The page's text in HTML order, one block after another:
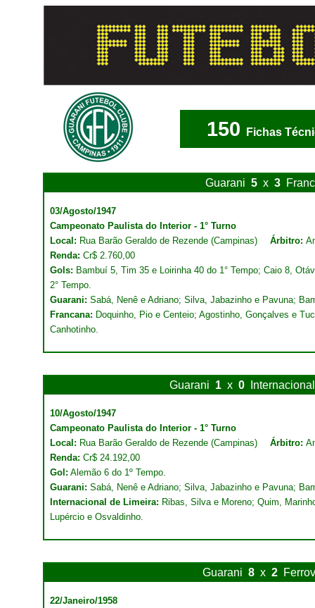
150 Fichas
Guarani 5 x 3
03/Agosto/1947
Campeonato Paulista do Interior - 1° Turno
Local: Rua Barão Geraldo de Rezende (Campinas) Árbitro:
Renda: Cr$ 2.760,00
Gols: Bambuí 5, Tim 35 e Loirinha 40 do 1° Tempo; Caio 8,
2° Tempo.
Guarani: Sabá, Nenê e Adriano; Silva, Jabazinho e Pavuna;
Francana: Doquinho, Pio e Centeio; Agostinho, Gonçalves e
Canhotinho.
Guarani 1 x 0
10/Agosto/1947
Campeonato Paulista do Interior - 1° Turno
Local: Rua Barão Geraldo de Rezende (Campinas) Árbitro:
Renda: Cr$ 24.192,00
Gol: Alemão 6 do 1º Tempo.
Guarani: Sabá, Nenê e Adriano; Silva, Jabazinho e Pavuna;
Internacional de Limeira: Ribas, Silva e Moreno; Quim,
Lupércio e Osvaldinho.
Guarani 8 x 2
22/Janeiro/1958